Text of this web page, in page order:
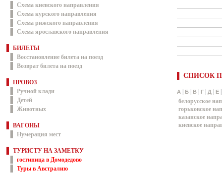
Схема киевского направления
Схема курского направления
Схема рижского направления
Схема ярославского направления
БИЛЕТЫ
Восстановление билета на поезд
Возврат билета на поезд
ПРОВОЗ
Ручной клади
Детей
Животных
ВАГОНЫ
Нумерация мест
ТУРИСТУ НА ЗАМЕТКУ
гостиница в Домодедово
Туры в Австралию
СПИСОК
А Б В Г Д Е
белорусское
горьковское
казанское
киевское